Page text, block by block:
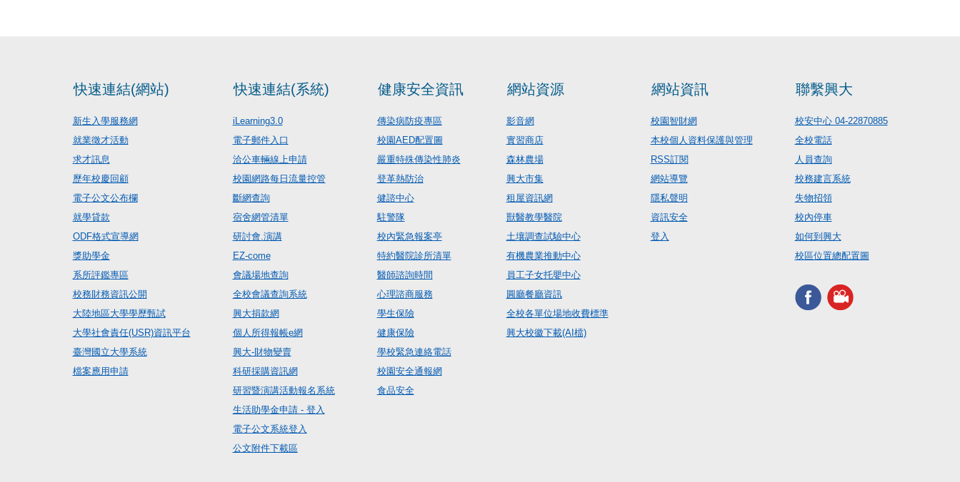
快速連結(網站)
新生入學服務網
就業徵才活動
求才訊息
歷年校慶回顧
電子公文公布欄
就學貸款
ODF格式宣導網
獎助學金
系所評鑑專區
校務財務資訊公開
大陸地區大學學歷甄試
大學社會責任(USR)資訊平台
臺灣國立大學系統
檔案應用申請
快速連結(系統)
iLearning3.0
電子郵件入口
洽公車輛線上申請
校園網路每日流量控管
斷網查詢
宿舍網管清單
研討會.演講
EZ-come
會議場地查詢
全校會議查詢系統
興大捐款網
個人所得報帳e網
興大-財物變賣
科研採購資訊網
研習暨演講活動報名系統
生活助學金申請 - 登入
電子公文系統登入
公文附件下載區
健康安全資訊
傳染病防疫專區
校園AED配置圖
嚴重特殊傳染性肺炎
登革熱防治
健諮中心
駐警隊
校內緊急報案亭
特約醫院診所清單
醫師諮詢時間
心理諮商服務
學生保險
健康保險
學校緊急連絡電話
校園安全通報網
食品安全
網站資源
影音網
實習商店
森林農場
興大市集
租屋資訊網
獸醫教學醫院
土壤調查試驗中心
有機農業推動中心
員工子女托嬰中心
圓廳餐廳資訊
全校各單位場地收費標準
興大校徽下載(AI檔)
網站資訊
校園智財網
本校個人資料保護與管理
RSS訂閱
網站導覽
隱私聲明
資訊安全
登入
聯繫興大
校安中心 04-22870885
全校電話
人員查詢
校務建言系統
失物招領
校內停車
如何到興大
校區位置總配置圖